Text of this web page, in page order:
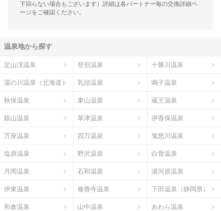
下回らない場合もございます）詳細は各パートナー毎の交換詳細ペ
ージをご確認ください。
温泉地から探す
定山渓温泉 登別温泉 十勝川温泉
湯の川温泉（北海道） 乳頭温泉 鳴子温泉
秋保温泉 東山温泉 蔵王温泉
銀山温泉 草津温泉 伊香保温泉
万座温泉 四万温泉 鬼怒川温泉
塩原温泉 野沢温泉 白骨温泉
月岡温泉 石和温泉 湯河原温泉
伊東温泉 修善寺温泉 下田温泉（静岡県）
和倉温泉 山中温泉 あわら温泉